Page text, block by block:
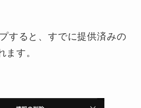
すると、すでに提供済みの
ます。